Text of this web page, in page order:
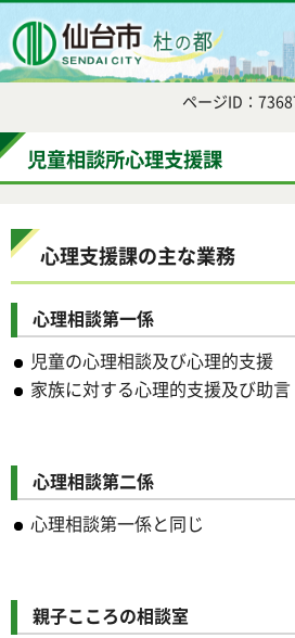
ページID：
児童相談所心理支援課
心理支援課の主な業務
心理相談第一係
児童の心理相談及び心理的支援
家族に対する心理的支援及び助言
心理相談第二係
心理相談第一係と同じ
親子こころの相談室